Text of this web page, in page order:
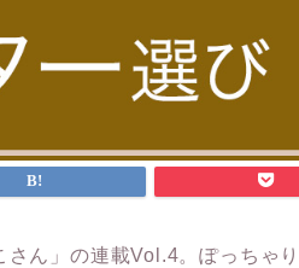
ん」の連載Vol.4。ぽっちゃ